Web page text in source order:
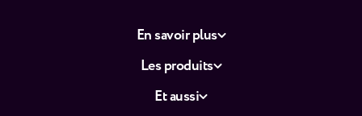
En savoir plus
Les produits
Et aussi